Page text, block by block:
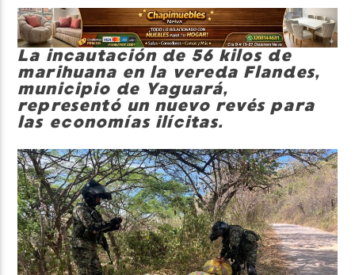
La incautación de 56 kilos de
marihuana en la vereda Flandes,
municipio de Yaguará,
representó un nuevo revés para
las economías ilícitas.